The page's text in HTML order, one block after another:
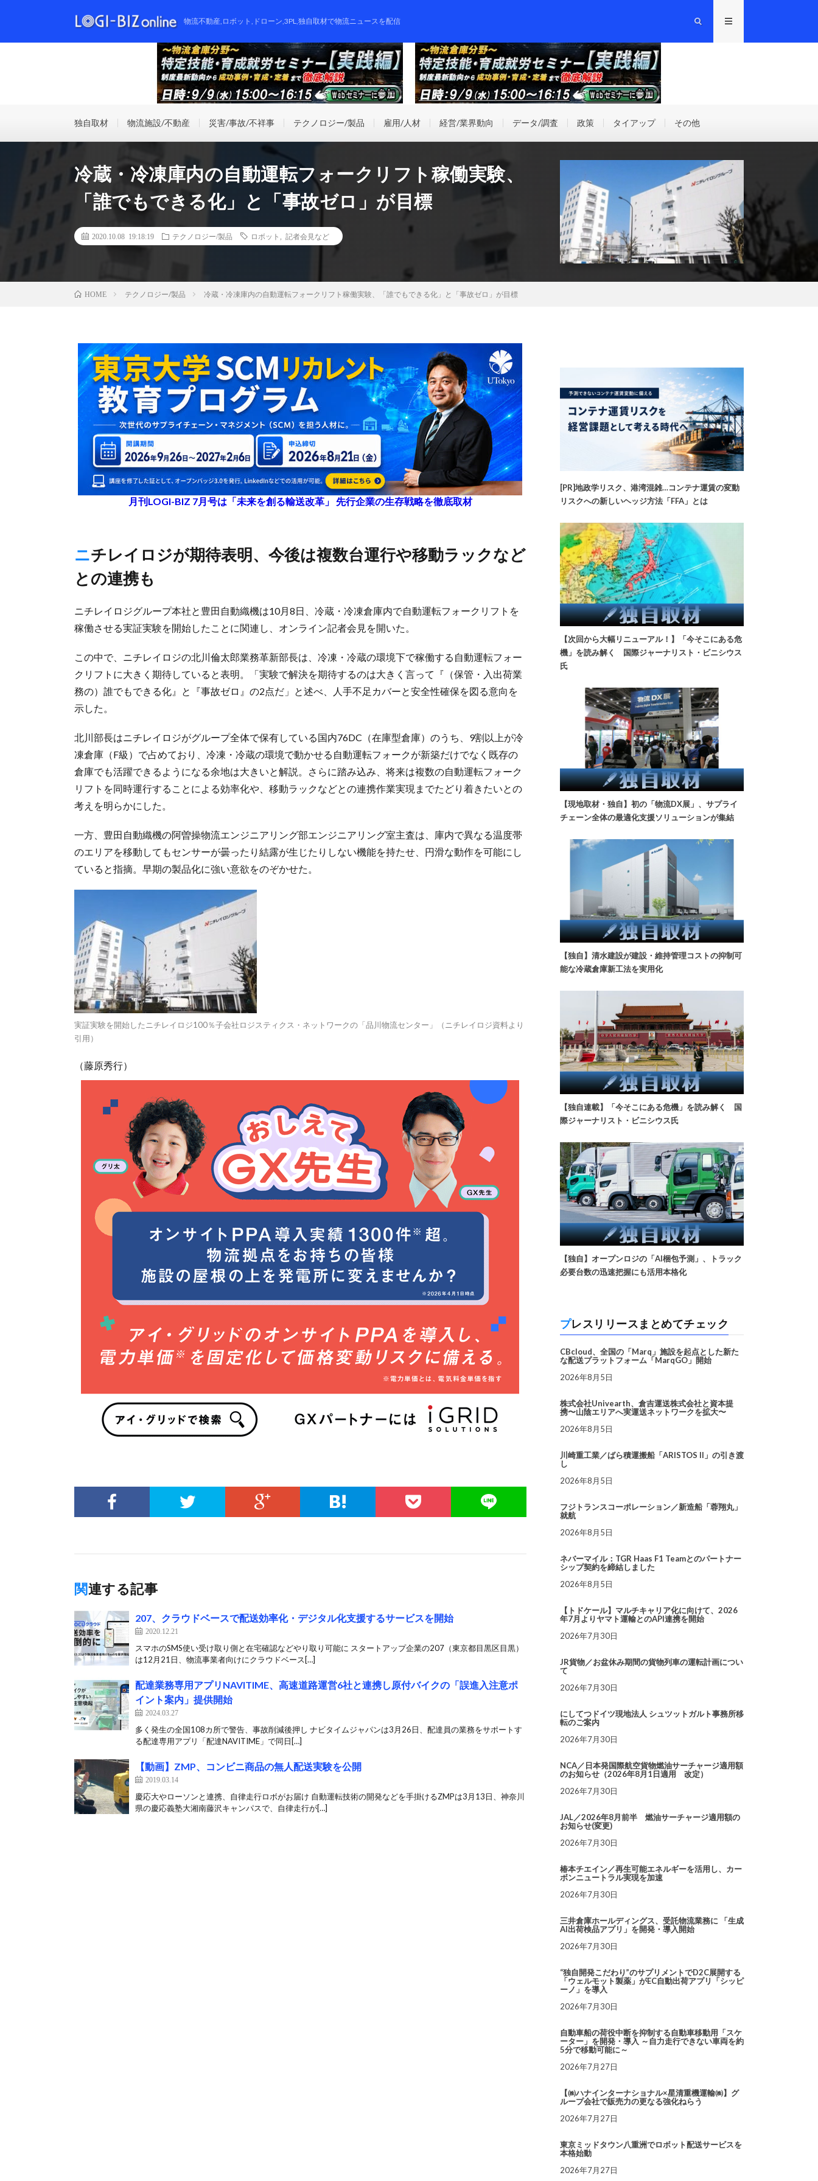
物流不動産,ロボット,ドローン,3PL,独自取材で物流ニュースを配信
独自取材 物流施設/不動産 災害/事故/不祥事 テクノロジー/製品 雇用/人材 経営/業界動向 データ/調査 政策 タイアップ その他
冷蔵・冷凍庫内の自動運転フォークリフト稼働実験、
「誰でもできる化」と「事故ゼロ」が目標
2020.10.08 19:18:19 テクノロジー/製品 ロボット 記者会見など
HOME テクノロジー/製品 冷蔵・冷凍庫内の自動運転フォークリフト稼働実験、「誰でもできる化」と「事故ゼロ」が目標
月刊LOGI-BIZ 7月号は「未来を創る輸送改革」 先行企業の生存戦略を徹底取材
ニチレイロジが期待表明、今後は複数台運行や移動ラックなど
との連携も
ニチレイロジグループ本社と豊田自動織機は10月8日、冷蔵・冷凍倉庫内で自動運転フォークリフトを
稼働させる実証実験を開始したことに関連し、オンライン記者会見を開いた。
この中で、ニチレイロジの北川倫太郎業務革新部長は、冷凍・冷蔵の環境下で稼働する自動運転フォー
クリフトに大きく期待していると表明。「実験で解決を期待するのは大きく言って『（保管・入出荷業
務の）誰でもできる化』と『事故ゼロ』の2点だ」と述べ、人手不足カバーと安全性確保を図る意向を
示した。
北川部長はニチレイロジがグループ全体で保有している国内76DC（在庫型倉庫）のうち、9割以上が冷
凍倉庫（F級）で占めており、冷凍・冷蔵の環境で動かせる自動運転フォークが新築だけでなく既存の
倉庫でも活躍できるようになる余地は大きいと解説。さらに踏み込み、将来は複数の自動運転フォーク
リフトを同時運行することによる効率化や、移動ラックなどとの連携作業実現までたどり着きたいとの
考えを明らかにした。
一方、豊田自動織機の阿曽操物流エンジニアリング部エンジニアリング室主査は、庫内で異なる温度帯
のエリアを移動してもセンサーが曇ったり結露が生じたりしない機能を持たせ、円滑な動作を可能にし
ていると指摘。早期の製品化に強い意欲をのぞかせた。
実証実験を開始したニチレイロジ100％子会社ロジスティクス・ネットワークの「品川物流センター」（ニチレイロジ資料より
引用）
（藤原秀行）
関連する記事
207、クラウドベースで配送効率化・デジタル化支援するサービスを開始
2020.12.21
スマホのSMS使い受け取り側と在宅確認などやり取り可能に スタートアップ企業の207（東京都目黒区目黒）
は12月21日、物流事業者向けにクラウドベース[…]
配達業務専用アプリNAVITIME、高速道路運営6社と連携し原付バイクの「誤進入注意ポ
イント案内」提供開始
2024.03.27
多く発生の全国108カ所で警告、事故削減後押し ナビタイムジャパンは3月26日、配達員の業務をサポートす
る配達専用アプリ「配達NAVITIME」で同日[…]
【動画】ZMP、コンビニ商品の無人配送実験を公開
2019.03.14
慶応大やローソンと連携、自律走行ロボがお届け 自動運転技術の開発などを手掛けるZMPは3月13日、神奈川
県の慶応義塾大湘南藤沢キャンパスで、自律走行が[…]
[PR]地政学リスク、港湾混雑…コンテナ運賃の変動
リスクへの新しいヘッジ方法「FFA」とは
【次回から大幅リニューアル！】「今そこにある危
機」を読み解く 国際ジャーナリスト・ビニシウス
氏
【現地取材・独自】初の「物流DX展」、サプライ
チェーン全体の最適化支援ソリューションが集結
【独自】清水建設が建設・維持管理コストの抑制可
能な冷蔵倉庫新工法を実用化
【独自連載】「今そこにある危機」を読み解く 国
際ジャーナリスト・ビニシウス氏
【独自】オープンロジの「AI梱包予測」、トラック
必要台数の迅速把握にも活用本格化
プレスリリースまとめてチェック
CBcloud、全国の「Marq」施設を起点とした新た
な配送プラットフォーム「MarqGO」開始
2026年8月5日
株式会社Univearth、倉吉運送株式会社と資本提
携〜山陰エリアへ実運送ネットワークを拡大〜
2026年8月5日
川崎重工業／ばら積運搬船「ARISTOS II」の引き渡
し
2026年8月5日
フジトランスコーポレーション／新造船「蓉翔丸」
就航
2026年8月5日
ネバーマイル：TGR Haas F1 Teamとのパートナー
シップ契約を締結しました
2026年8月5日
【トドケール】マルチキャリア化に向けて、2026
年7月よりヤマト運輸とのAPI連携を開始
2026年7月30日
JR貨物／お盆休み期間の貨物列車の運転計画につい
て
2026年7月30日
にしてつドイツ現地法人 シュツットガルト事務所移
転のご案内
2026年7月30日
NCA／日本発国際航空貨物燃油サーチャージ適用額
のお知らせ（2026年8月1日適用 改定）
2026年7月30日
JAL／2026年8月前半 燃油サーチャージ適用額の
お知らせ(変更)
2026年7月30日
椿本チエイン／再生可能エネルギーを活用し、カー
ボンニュートラル実現を加速
2026年7月30日
三井倉庫ホールディングス、受託物流業務に 「生成
AI出荷検品アプリ」を開発・導入開始
2026年7月30日
“独自開発こだわり”のサプリメントでD2C展開する
「ウェルモット製薬」がEC自動出荷アプリ「シッピ
ーノ」を導入
2026年7月30日
自動車船の荷役中断を抑制する自動車移動用「スケ
ーター」を開発・導入 ～自力走行できない車両を約
5分で移動可能に～
2026年7月27日
【㈱ハナインターナショナル×星清重機運輸㈱】グ
ループ会社で販売力の更なる強化ねらう
2026年7月27日
東京ミッドタウン八重洲でロボット配送サービスを
本格始動
2026年7月27日